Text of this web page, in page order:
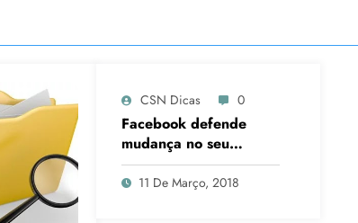
CSN Dicas 0
Facebook defende
mudança no seu
algoritmo
11 De Março, 2018